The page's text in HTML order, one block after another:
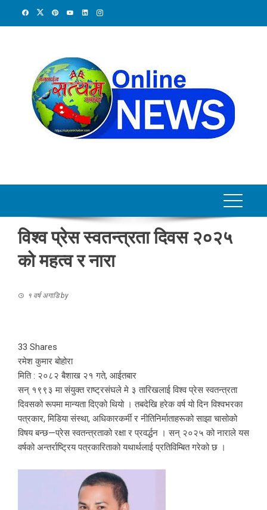
विश्व प्रेस स्वतन्त्रता दिवस २०२५
को महत्व र नारा
१ वर्ष अगाडिby
33 Shares
रमेश कुमार बोहोरा
मिति : २०८२ बैशाख २१ गते, आईतबार
सन् १९९३ मा संयुक्त राष्ट्रसंघले मे ३ तारिखलाई विश्व प्रेस स्वतन्त्रता
दिवसको रूपमा मान्यता दिएको थियो । तबदेखि हरेक वर्ष यो दिन विश्वभरका
पत्रकार, मिडिया संस्था, अधिकारकर्मी र नीतिनिर्माताहरूको साझा चासोको
विषय बन्छ—प्रेस स्वतन्त्रताको रक्षा र प्रवर्द्धन । सन् २०२५ को नाराले यस
वर्षको अन्तर्राष्ट्रिय पत्रकारिताको यथार्थलाई प्रतिविम्बित गरेको छ ।